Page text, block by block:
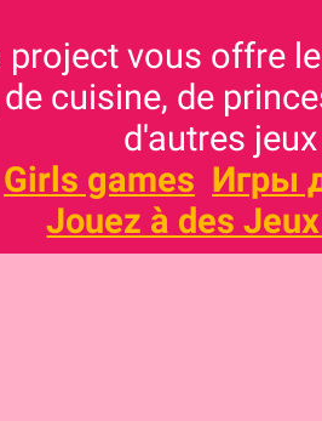
project vous offre
cuisine, de
d'autres
Girls games Игры
Jouez à des